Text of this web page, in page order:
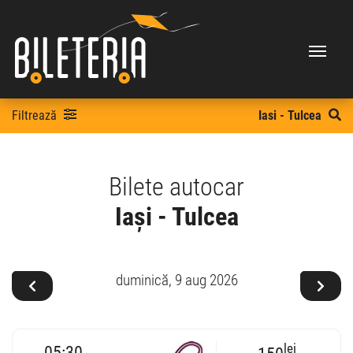
Filtrează Iasi - Tulcea
Bilete autocar
Iași - Tulcea
duminică, 9 aug 2026
lei